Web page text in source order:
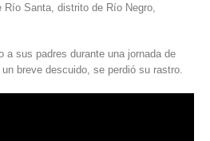
Río Santa, distrito de Río Negro,
a sus padres durante una jornada de
breve descuido, se perdió su rastro.